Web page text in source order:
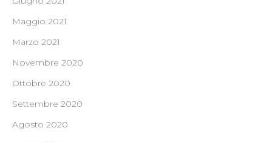
Maggio 2021
Marzo 2021
Novembre 2020
Ottobre 2020
Settembre 2020
Agosto 2020